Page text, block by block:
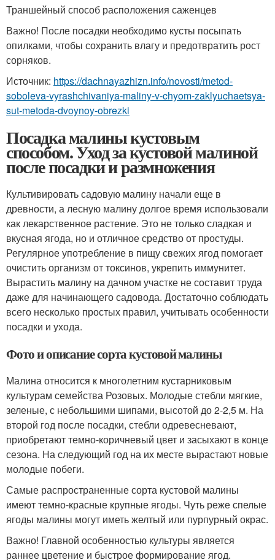
Траншейный способ расположения саженцев
Важно! После посадки необходимо кусты посыпать
опилками, чтобы сохранить влагу и предотвратить рост
сорняков.
Источник: https://dachnayazhizn.info/novosti/metod-
soboleva-vyrashchivaniya-maliny-v-chyom-zaklyuchaetsya-
sut-metoda-dvoynoy-obrezki
Посадка малины кустовым
способом. Уход за кустовой малиной
после посадки и размножения
Культивировать садовую малину начали еще в
древности, а лесную малину долгое время использовали
как лекарственное растение. Это не только сладкая и
вкусная ягода, но и отличное средство от простуды.
Регулярное употребление в пищу свежих ягод помогает
очистить организм от токсинов, укрепить иммунитет.
Вырастить малину на дачном участке не составит труда
даже для начинающего садовода. Достаточно соблюдать
всего несколько простых правил, учитывать особенности
посадки и ухода.
Фото и описание сорта кустовой малины
Малина относится к многолетним кустарниковым
культурам семейства Розовых. Молодые стебли мягкие,
зеленые, с небольшими шипами, высотой до 2-2,5 м. На
второй год после посадки, стебли одревесневают,
приобретают темно-коричневый цвет и засыхают в конце
сезона. На следующий год на их месте вырастают новые
молодые побеги.
Самые распространенные сорта кустовой малины
имеют темно-красные крупные ягоды. Чуть реже спелые
ягоды малины могут иметь желтый или пурпурный окрас.
Важно! Главной особенностью культуры является
раннее цветение и быстрое формирование ягод.